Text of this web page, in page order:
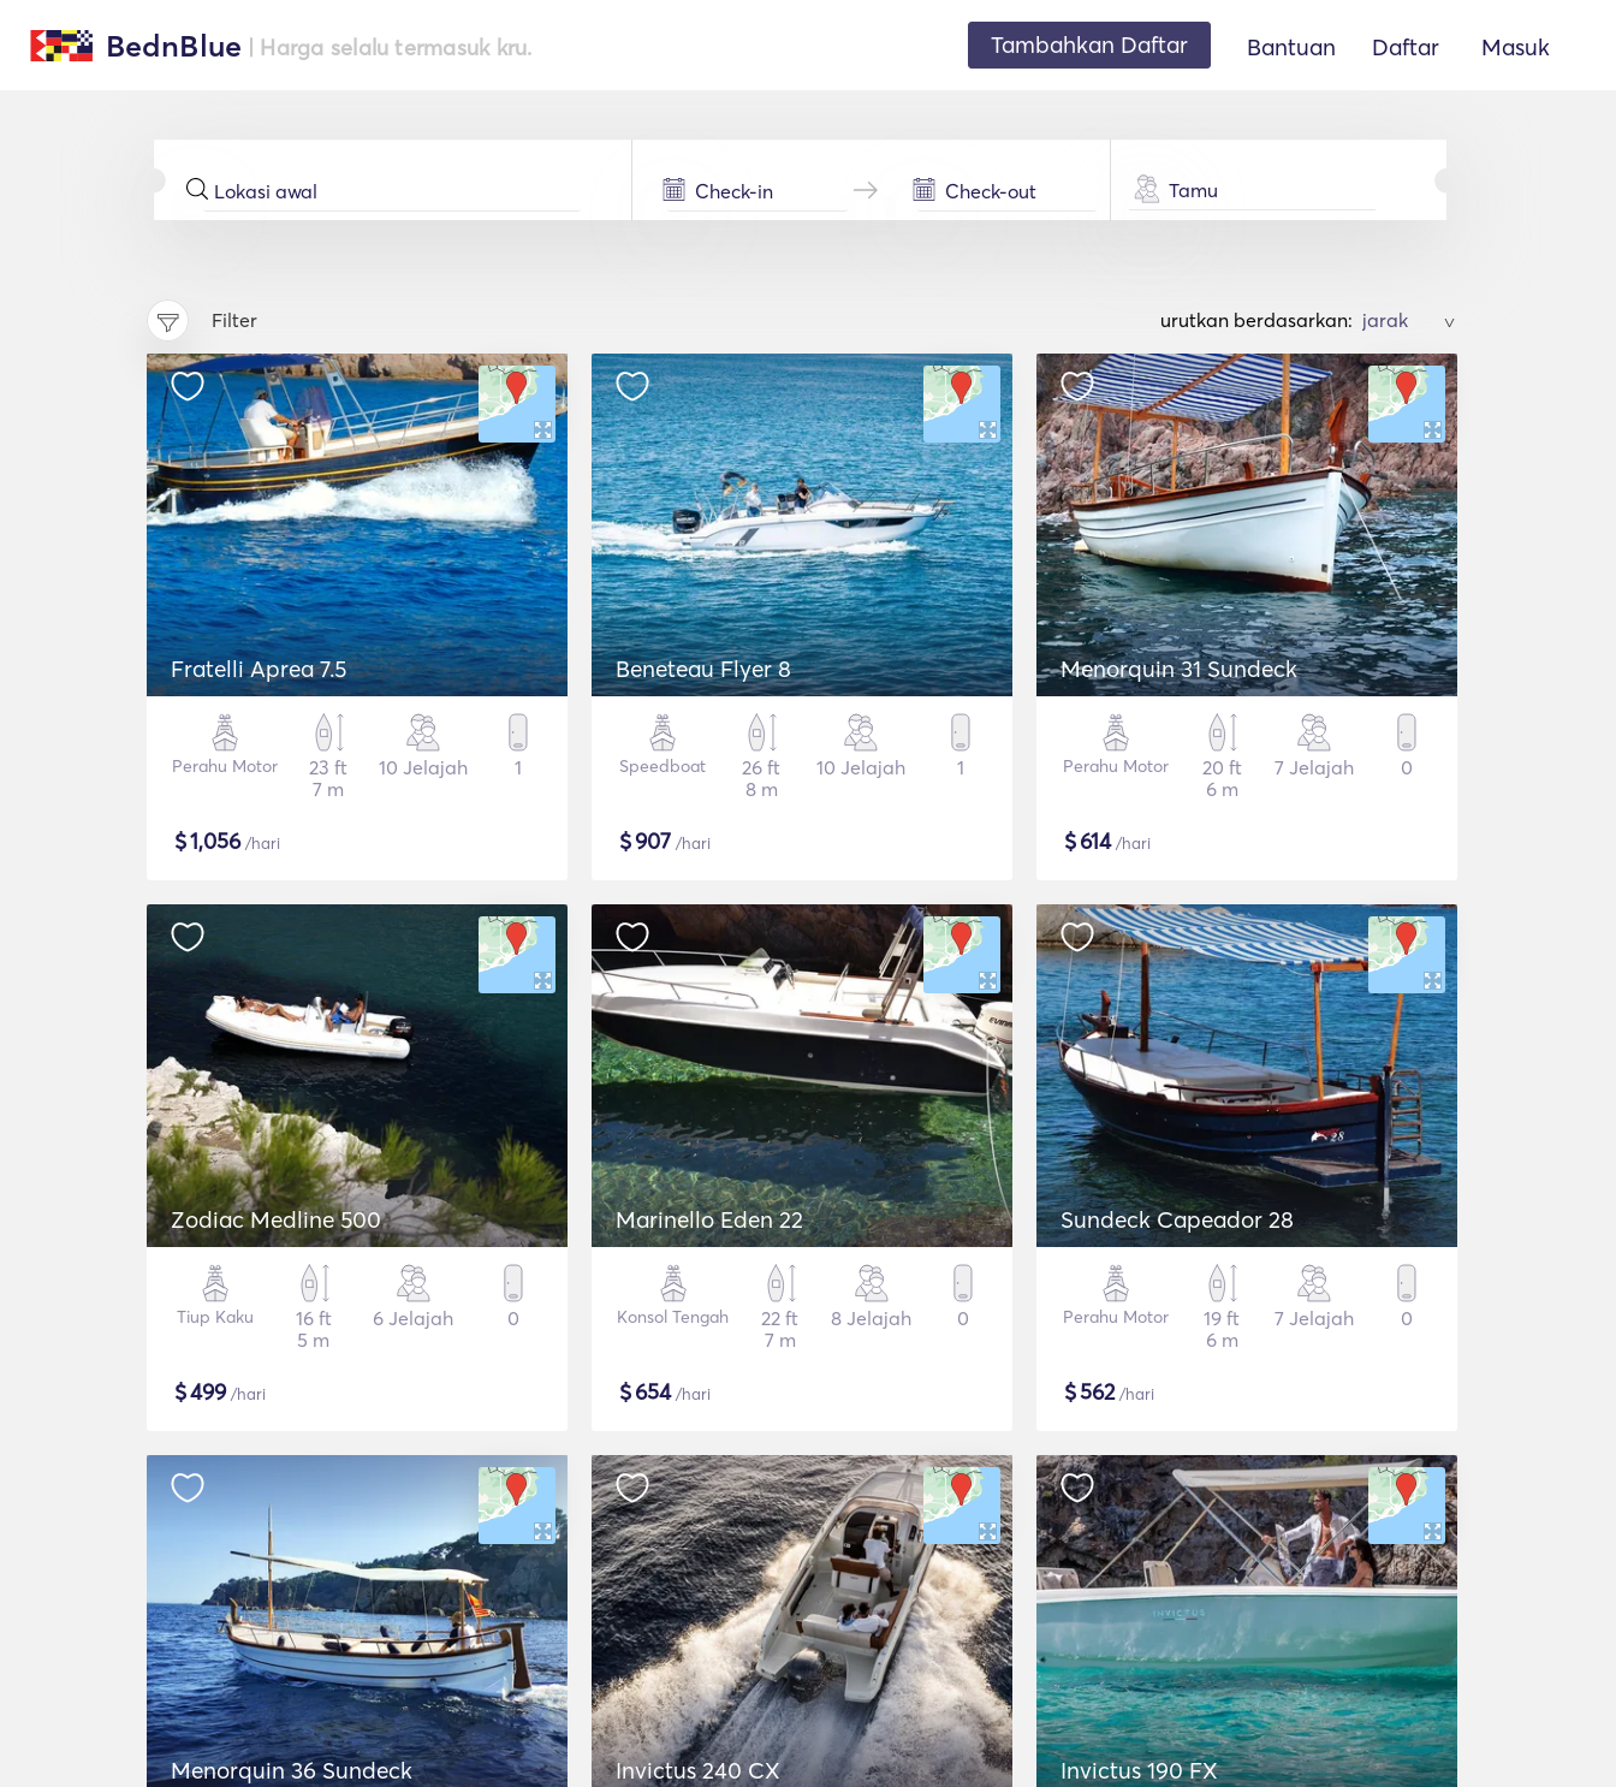
BednBlue | Harga selalu termasuk kru. Tambahkan Daftar Bantuan Daftar Masuk
Tamu
Filter urutkan berdasarkan: >
Fratelli Aprea 7.5
Perahu Motor
23 ft
7 m
10 Jelajah 1
$1,056/hari
Beneteau Flyer 8
Speedboat
26 ft
8 m
10 Jelajah 1
$907 /hari
Menorquin 31 Sundeck
Perahu Motor
20 ft
6 m
7 Jelajah 0
$614/hari
Zodiac Medline 500
Tiup Kaku
16 ft
5 m
6 Jelajah 0
$499/hari
Marinello Eden 22
Konsol Tengah
22 ft
7 m
8 Jelajah 0
$654/hari
Sundeck Capeador 28
Perahu Motor
19 ft
6 m
7 Jelajah 0
$562/hari
Menorquin 36 Sundeck Invictus 240 CX Invictus 190 FX